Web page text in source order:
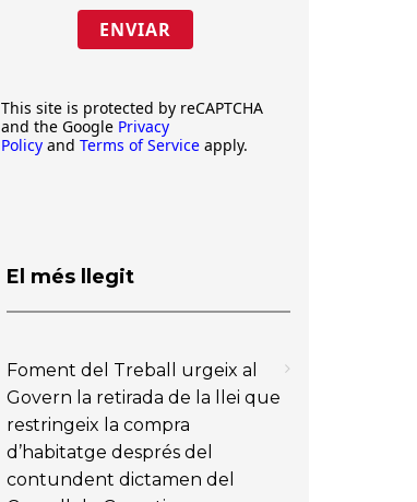
ENVIAR
This site is protected by reCAPTCHA
and the Google Privacy
Policy and Terms of Service apply.
El més llegit
Foment del Treball urgeix al
Govern la retirada de la llei que
restringeix la compra
d’habitatge després del
contundent dictamen del